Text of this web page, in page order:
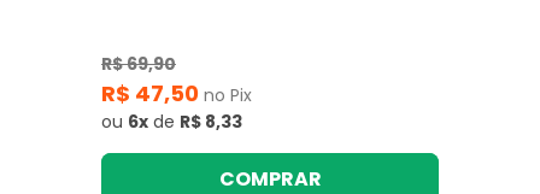
R$ 69,90
R$ 47,50 no Pix
ou 6x de R$ 8,33
COMPRAR